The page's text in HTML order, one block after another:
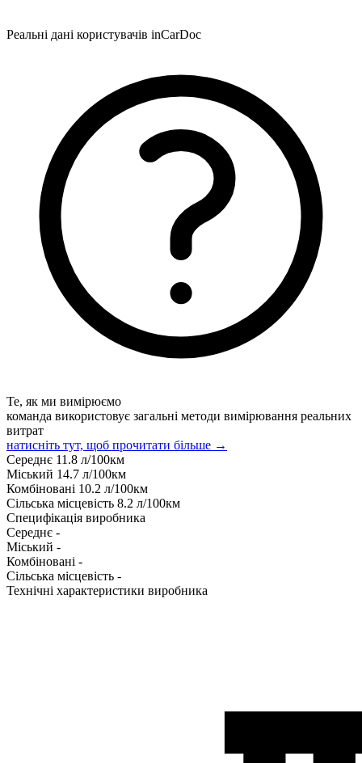
Реальні дані користувачів inCarDoc
Те, як ми вимірюємо
команда використовує загальні методи вимірювання реальних
витрат
натисніть тут, щоб прочитати більше →
Середнє 11.8 л/100км
Міський 14.7 л/100км
Комбіновані 10.2 л/100км
Сільська місцевість 8.2 л/100км
Специфікація виробника
Середнє -
Міський -
Комбіновані -
Сільська місцевість -
Технічні характеристики виробника